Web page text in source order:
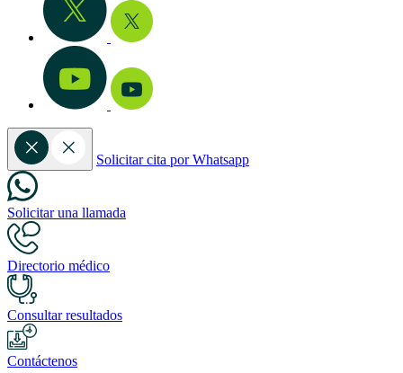
Solicitar cita por Whatsapp
Solicitar una llamada
Directorio médico
Consultar resultados
Contáctenos